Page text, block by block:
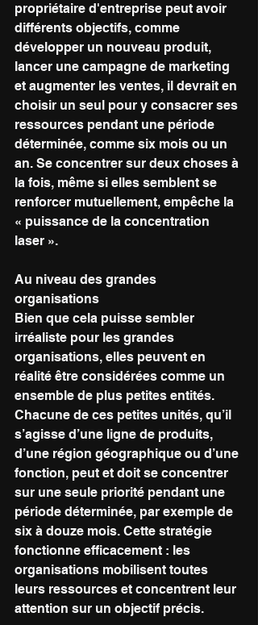
propriétaire d'entreprise peut avoir
différents objectifs, comme
développer un nouveau produit,
lancer une campagne de marketing
et augmenter les ventes, il devrait en
choisir un seul pour y consacrer ses
ressources pendant une période
déterminée, comme six mois ou un
an. Se concentrer sur deux choses à
la fois, même si elles semblent se
renforcer mutuellement, empêche la
« puissance de la concentration
laser ».
Au niveau des grandes
organisations
Bien que cela puisse sembler
irréaliste pour les grandes
organisations, elles peuvent en
réalité être considérées comme un
ensemble de plus petites entités.
Chacune de ces petites unités, qu’il
s’agisse d’une ligne de produits,
d’une région géographique ou d’une
fonction, peut et doit se concentrer
sur une seule priorité pendant une
période déterminée, par exemple de
six à douze mois. Cette stratégie
fonctionne efficacement : les
organisations mobilisent toutes
leurs ressources et concentrent leur
attention sur un objectif précis.